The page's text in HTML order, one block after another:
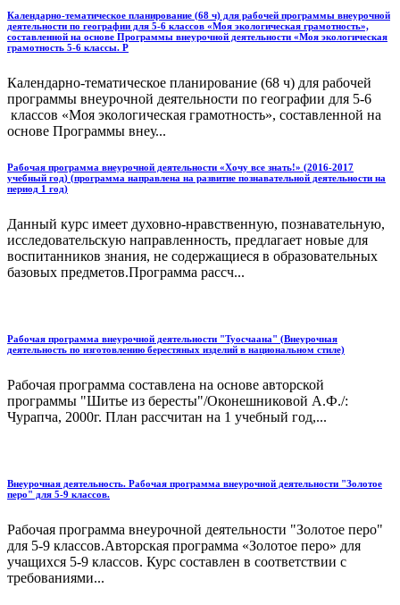
Календарно-тематическое планирование (68 ч) для рабочей программы внеурочной
деятельности по географии для 5-6 классов «Моя экологическая грамотность»,
составленной на основе Программы внеурочной деятельности «Моя экологическая
грамотность 5-6 классы. Р
Календарно-тематическое планирование (68 ч) для рабочей
программы внеурочной деятельности по географии для 5-6
классов «Моя экологическая грамотность», составленной на
основе Программы внеу...
Рабочая программа внеурочной деятельности «Хочу все знать!» (2016-2017
учебный год) (программа направлена на развитие познавательной деятельности на
период 1 год)
Данный курс имеет духовно-нравственную, познавательную,
исследовательскую направленность, предлагает новые для
воспитанников знания, не содержащиеся в образовательных
базовых предметов.Программа рассч...
Рабочая программа внеурочной деятельности "Туосчаана" (Внеурочная
деятельность по изготовлению берестяных изделий в национальном стиле)
Рабочая программа составлена на основе авторской
программы "Шитье из бересты"/Оконешниковой А.Ф./:
Чурапча, 2000г. План рассчитан на 1 учебный год,...
Внеурочная деятельность. Рабочая программа внеурочной деятельности "Золотое
перо" для 5-9 классов.
Рабочая программа внеурочной деятельности "Золотое перо"
для 5-9 классов.Авторская программа «Золотое перо» для
учащихся 5-9 классов. Курс составлен в соответствии с
требованиями...